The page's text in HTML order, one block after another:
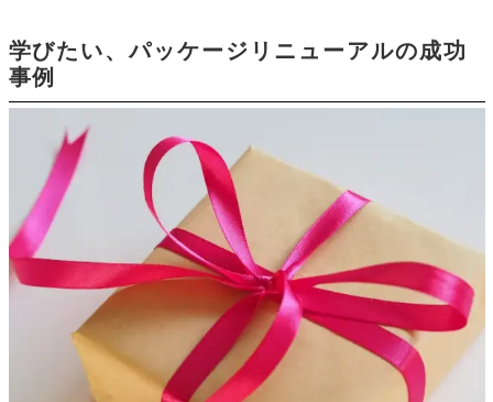
学びたい、パッケージリニューアルの成功
事例